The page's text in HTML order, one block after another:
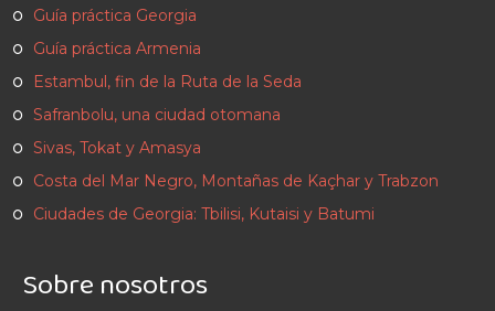
Guía práctica Georgia
Guía práctica Armenia
Estambul, fin de la Ruta de la Seda
Safranbolu, una ciudad otomana
Sivas, Tokat y Amasya
Costa del Mar Negro, Montañas de Kaçhar y Trabzon
Ciudades de Georgia: Tbilisi, Kutaisi y Batumi
Sobre nosotros